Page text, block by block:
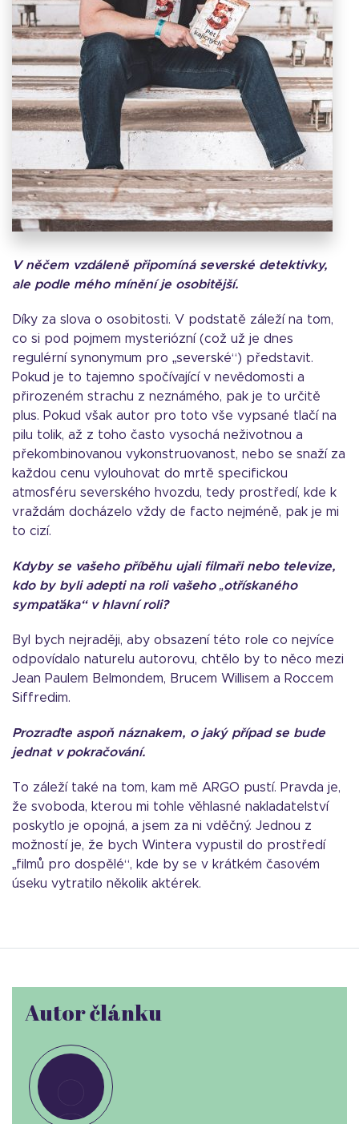
V něčem vzdáleně připomíná severské detektivky,
ale podle mého mínění je osobitější.
Díky za slova o osobitosti. V podstatě záleží na tom,
co si pod pojmem mysteriózní (což už je dnes
regulérní synonymum pro „severské“) představit.
Pokud je to tajemno spočívající v nevědomosti a
přirozeném strachu z neznámého, pak je to určitě
plus. Pokud však autor pro toto vše vypsané tlačí na
pilu tolik, až z toho často vysochá neživotnou a
překombinovanou vykonstruovanost, nebo se snaží za
každou cenu vylouhovat do mrtě specifickou
atmosféru severského hvozdu, tedy prostředí, kde k
vraždám docházelo vždy de facto nejméně, pak je mi
to cizí.
Kdyby se vašeho příběhu ujali filmaři nebo televize,
kdo by byli adepti na roli vašeho „otřískaného
sympaťáka“ v hlavní roli?
Byl bych nejraději, aby obsazení této role co nejvíce
odpovídalo naturelu autorovu, chtělo by to něco mezi
Jean Paulem Belmondem, Brucem Willisem a Roccem
Siffredim.
Prozraďte aspoň náznakem, o jaký případ se bude
jednat v pokračování.
To záleží také na tom, kam mě ARGO pustí. Pravda je,
že svoboda, kterou mi tohle věhlasné nakladatelství
poskytlo je opojná, a jsem za ni vděčný. Jednou z
možností je, že bych Wintera vypustil do prostředí
„filmů pro dospělé“, kde by se v krátkém časovém
úseku vytratilo několik aktérek.
Autor článku